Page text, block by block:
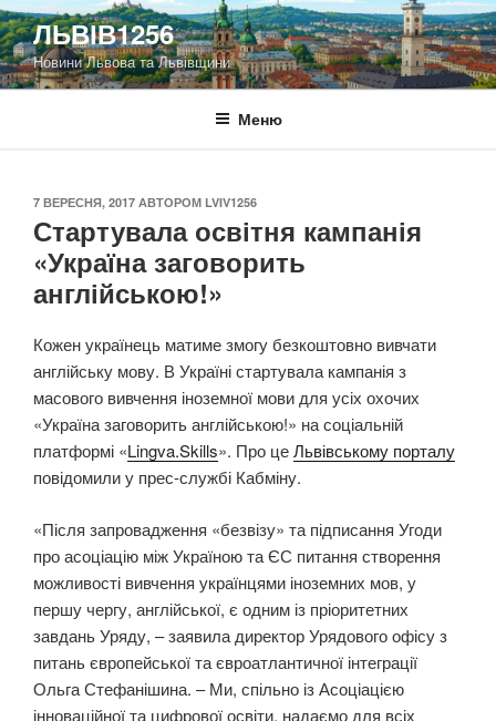
Перейти
до
вмісту
ЛЬВІВ1256
Новини Львова та Львівщини
Меню
ОПУБЛІКОВАНО
7 ВЕРЕСНЯ, 2017 АВТОРОМ LVIV1256
Стартувала освітня кампанія
«Україна заговорить
англійською!»
Кожен українець матиме змогу безкоштовно вивчати
англійську мову. В Україні стартувала кампанія з
масового вивчення іноземної мови для усіх охочих
«Україна заговорить англійською!» на соціальній
платформі «Lingva.Skills». Про цеЛьвівському порталу
повідомили у прес-службі Кабміну.
«Після запровадження «безвізу» та підписання Угоди
про асоціацію між Україною та ЄС питання створення
можливості вивчення українцями іноземних мов, у
першу чергу, англійської, є одним із пріоритетних
завдань Уряду, – заявила директор Урядового офісу з
питань європейської та євроатлантичної інтеграції
Ольга Стефанішина. – Ми, спільно із Асоціацією
інноваційної та цифрової освіти, надаємо для всіх